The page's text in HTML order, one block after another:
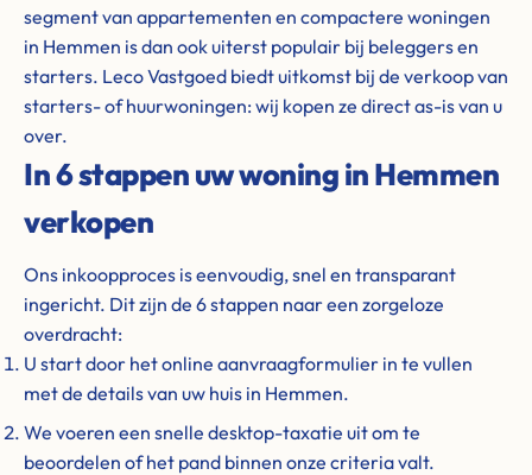
segment van appartementen en compactere woningen
in Hemmen is dan ook uiterst populair bij beleggers en
starters. Leco Vastgoed biedt uitkomst bij de verkoop van
starters- of huurwoningen: wij kopen ze direct as-is van u
over.
In 6 stappen uw woning in Hemmen
verkopen
Ons inkoopproces is eenvoudig, snel en transparant
ingericht. Dit zijn de 6 stappen naar een zorgeloze
overdracht:
U start door het online aanvraagformulier in te vullen
met de details van uw huis in Hemmen.
We voeren een snelle desktop-taxatie uit om te
beoordelen of het pand binnen onze criteria valt.